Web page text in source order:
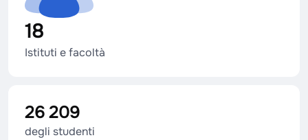
18
Istituti e facoltà
26 209
degli studenti